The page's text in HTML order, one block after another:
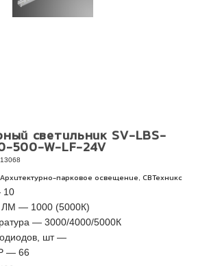
светильник SV-LBS-
500-W-LF-24V
13068
Архитектурно-парковое освещение СВТехникс
10
ЛМ — 1000 (5000К)
— 3000/4000/5000К
шт —
— 66